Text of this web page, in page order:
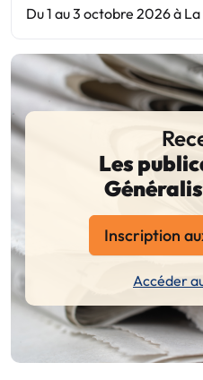
Du 1 au 3 octobre 2026 à
Les
Inscription
Accéder